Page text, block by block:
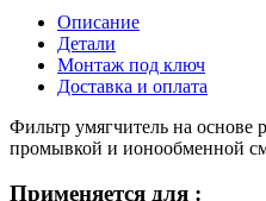
Описание
Детали
Монтаж под ключ
Доставка и оплата
Фильтр умягчитель на основе
промывкой и ионообменной
Применяется для :